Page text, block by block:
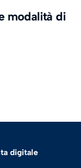
modalità di
digitale